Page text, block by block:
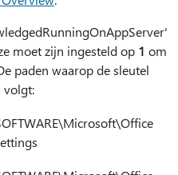
moet zijn ingesteld op 1 om
paden waarop de sleutel
volgt: